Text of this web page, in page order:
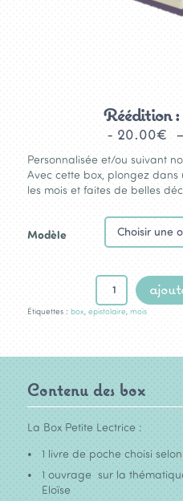
Réédition
20.00€
Personnalisée et/ou suivant
Avec cette box, plongez
les mois et faites de belles
Modèle
quantité
Réédition
:
Étiquettes : box, epistolaire, mois
Contenu des box
La Box Petite Lectrice :
1 livre de poche choisi
1 ouvrage sur la
Eloïse